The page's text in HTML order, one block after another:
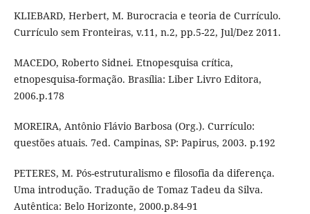
KLIEBARD, Herbert, M. Burocracia e teoria de Currículo.
Currículo sem Fronteiras, v.11, n.2, pp.5-22, Jul/Dez 2011.
MACEDO, Roberto Sidnei. Etnopesquisa crítica,
etnopesquisa-formação. Brasília: Liber Livro Editora,
2006.p.178
MOREIRA, Antônio Flávio Barbosa (Org.). Currículo:
questões atuais. 7ed. Campinas, SP: Papirus, 2003. p.192
PETERES, M. Pós-estruturalismo e filosofia da diferença.
Uma introdução. Tradução de Tomaz Tadeu da Silva.
Autêntica: Belo Horizonte, 2000.p.84-91